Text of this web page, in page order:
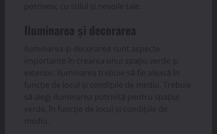
potrivesc cu stilul și nevoile tale.
Iluminarea și decorarea
Iluminarea și decorarea sunt aspecte
importante în crearea unui spațiu verde și
exterior. Iluminarea trebuie să fie aleasă în
funcție de locul și condițiile de mediu. Trebuie
să alegi iluminarea potrivită pentru spațiul
verde, în funcție de locul și condițiile de
mediu.